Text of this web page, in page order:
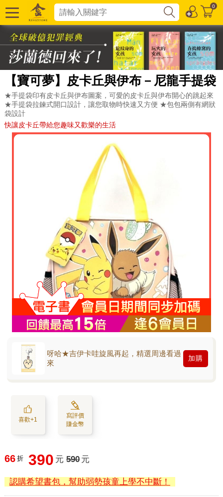
0
【寶可夢】皮卡丘與伊布－尼龍手提袋
★手提袋印有皮卡丘與伊布圖案，可愛的皮卡丘與伊布開心的跳起來
★手提袋拉鍊式開口設計，讓您取物時快速又方便 ★包包兩側有網狀
袋設計
快讓皮卡丘帶給您趣味又歡樂的生活
呀哈★吉伊卡哇旋風再起，精選周邊看過
來
加購
喜歡+1
寫評價
賺金幣
66 折 390 元 590 元
認購希望書包，幫助弱勢孩童上學不中斷！